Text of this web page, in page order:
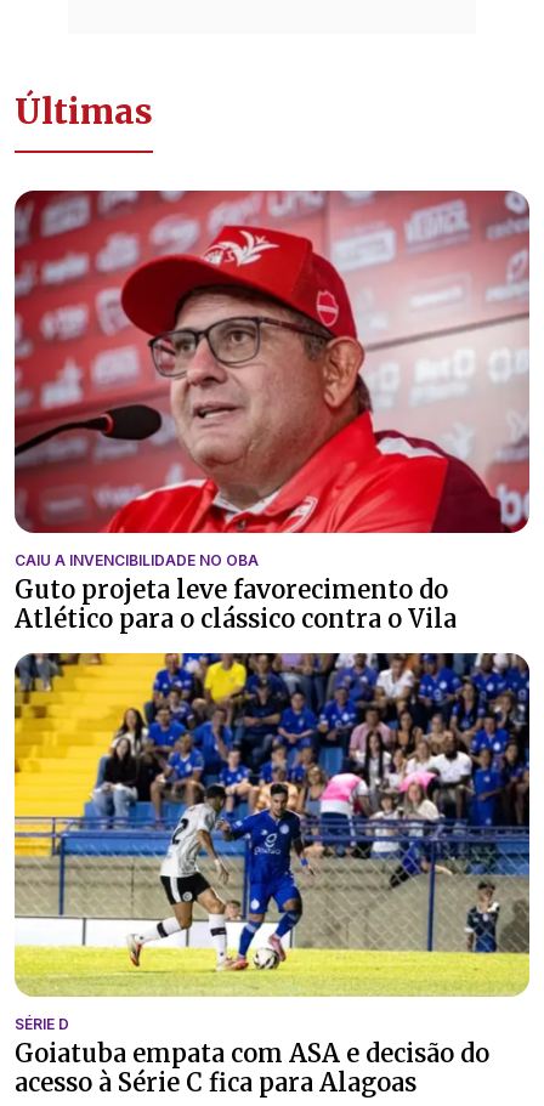
Últimas
CAIU A INVENCIBILIDADE NO OBA
Guto projeta leve favorecimento do
Atlético para o clássico contra o Vila
SÉRIE D
Goiatuba empata com ASA e decisão do
acesso à Série C fica para Alagoas